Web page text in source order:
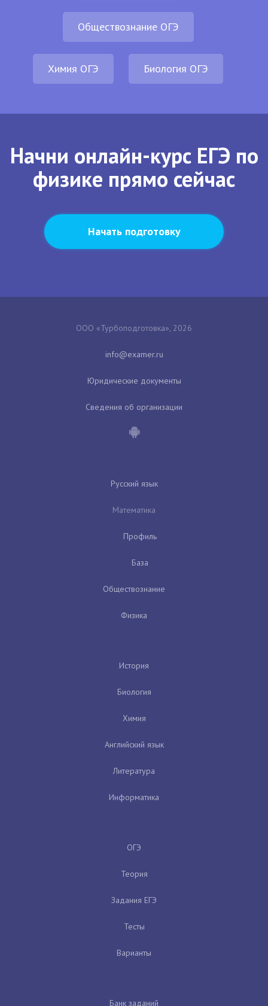
Обществознание ОГЭ
Химия ОГЭ Биология ОГЭ
Начни онлайн-курс ЕГЭ по
физике прямо сейчас
Начать подготовку
ООО «Турбоподготовка», 2026
Юридические документы
Сведения об организации
Русский язык
Математика
Профиль
База
Обществознание
Физика
История
Биология
Химия
Английский язык
Литература
Информатика
ОГЭ
Теория
Задания ЕГЭ
Тесты
Варианты
Банк заданий